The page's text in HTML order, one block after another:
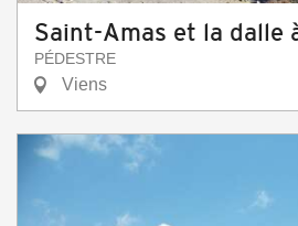
Saint-Amas et la dalle
PÉDESTRE
Viens